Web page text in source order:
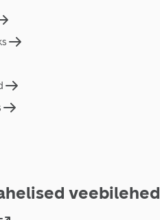
veebilehed